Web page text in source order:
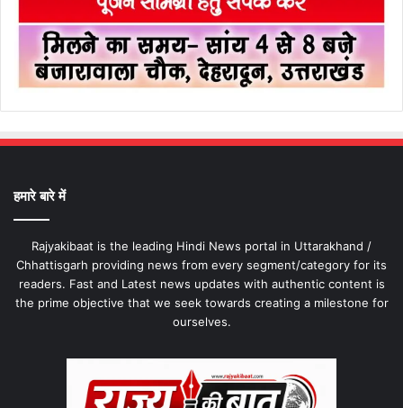
हमारे बारे में
Rajyakibaat is the leading Hindi News portal in Uttarakhand /
Chhattisgarh providing news from every segment/category for its
readers. Fast and Latest news updates with authentic content is
the prime objective that we seek towards creating a milestone for
ourselves.